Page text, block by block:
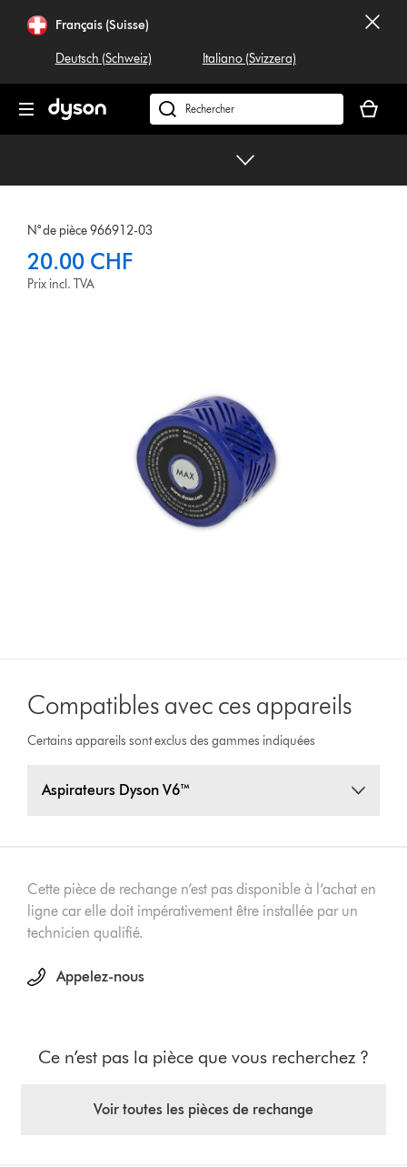
Français (Suisse)
Deutsch (Schweiz) Italiano (Svizzera)
Rechercher
dyson.ch
panier
est
N° de pièce 966912-03
20.00 CHF
Prix incl. TVA
Compatibles avec ces appareils
Certains appareils sont exclus des gammes indiquées
Aspirateurs Dyson V6™
Cette pièce de rechange n’est pas disponible à l’achat en
ligne car elle doit impérativement être installée par un
technicien qualifié.
Appelez-nous
Ce n’est pas la pièce que vous recherchez ?
Voir toutes les pièces de rechange